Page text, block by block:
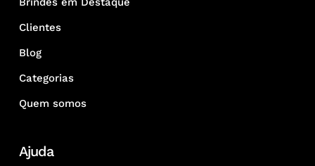
Clientes
Blog
Categorias
Quem somos
Ajuda